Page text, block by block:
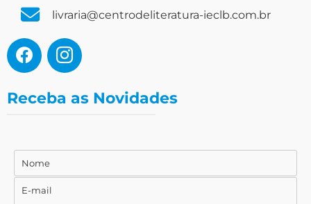
livraria@centrodeliteratura-ieclb.com.br
Receba as Novidades
Nome
Nome
E-E-mail